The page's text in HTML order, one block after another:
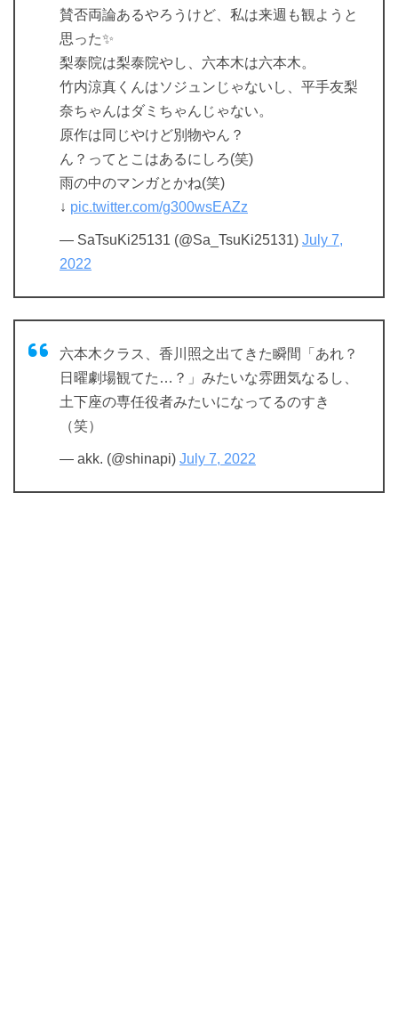
賛否両論あるやろうけど、私は来週も観ようと
思った✨
梨泰院は梨泰院やし、六本木は六本木。
竹内涼真くんはソジュンじゃないし、平手友梨
奈ちゃんはダミちゃんじゃない。
原作は同じやけど別物やん？
ん？ってとこはあるにしろ(笑)
雨の中のマンガとかね(笑)
↓ pic.twitter.com/g300wsEAZz
— SaTsuKi25131 (@Sa_TsuKi25131) July 7,
2022
六本木クラス、香川照之出てきた瞬間「あれ？
日曜劇場観てた…？」みたいな雰囲気なるし、
土下座の専任役者みたいになってるのすき
（笑）
— akk. (@shinapi) July 7, 2022